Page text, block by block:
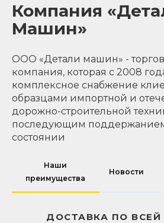
Компания
Машин»
ООО «Детали машин» -
компания, которая с 2008
комплексное снабжение
образцами импортной и
дорожно-строительной
последующим
состоянии
Наши
преимущества
Новости
ДОСТАВКА ПО ВСЕЙ